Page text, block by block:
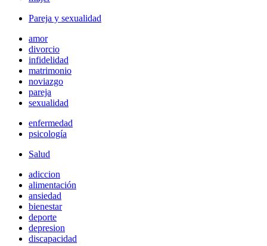
Pareja y sexualidad
amor
divorcio
infidelidad
matrimonio
noviazgo
pareja
sexualidad
enfermedad
psicología
Salud
adiccion
alimentación
ansiedad
bienestar
deporte
depresion
discapacidad